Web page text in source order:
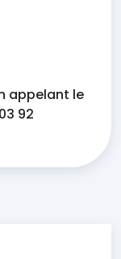
appelant le
92